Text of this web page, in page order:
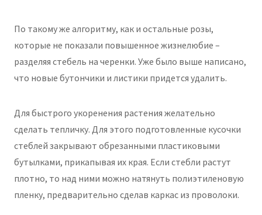
По такому же алгоритму, как и остальные розы,
которые не показали повышенное жизнелюбие –
разделяя стебель на черенки. Уже было выше написано,
что новые бутончики и листики придется удалить.
Для быстрого укоренения растения желательно
сделать тепличку. Для этого подготовленные кусочки
стеблей закрывают обрезанными пластиковыми
бутылками, прикапывая их края. Если стебли растут
плотно, то над ними можно натянуть полиэтиленовую
пленку, предварительно сделав каркас из проволоки.